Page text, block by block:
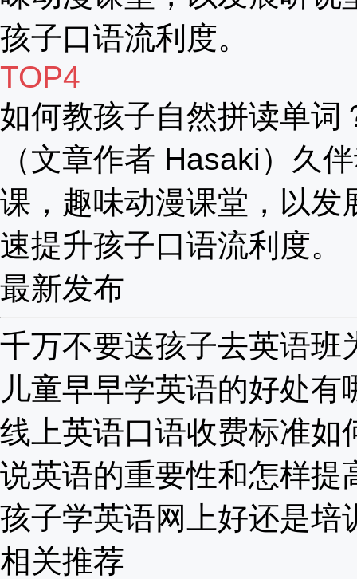
孩子口语流利度。
TOP4
如何教孩子自然拼读单词
（文章作者 Hasaki）久
课，趣味动漫课堂，以发
速提升孩子口语流利度。
最新发布
千万不要送孩子去英语班
儿童早早学英语的好处有
线上英语口语收费标准如
说英语的重要性和怎样提
孩子学英语网上好还是培
相关推荐